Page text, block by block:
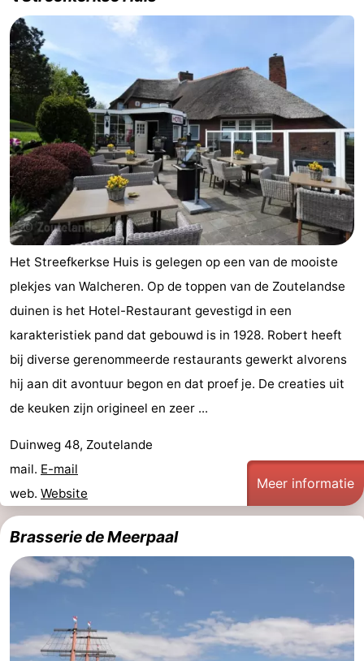
Appartementen
Bed
(&
breakfasts)
Campings
Hotels
Vakantiehuizen
Last
minutes
Strand
Zien
&
doen
Bezienswaardigheden
-
Musea
-
Monumenten
Kerken
-
Vuurtorens
-
Uitkijkpunten
Attracties
Speeltuinen
-
Het Streefkerkse Huis is gelegen op een van de mooiste
plekjes van Walcheren. Op de toppen van de Zoutelandse
duinen is het Hotel-Restaurant gevestigd in een
karakteristiek pand dat gebouwd is in 1928. Robert heeft
bij diverse gerenommeerde restaurants gewerkt alvorens
hij aan dit avontuur begon en dat proef je. De creaties uit
de keuken zijn origineel en zeer ...
Duinweg 48, Zoutelande
mail. E-mail
web. Website
Meer informatie
Brasserie de Meerpaal